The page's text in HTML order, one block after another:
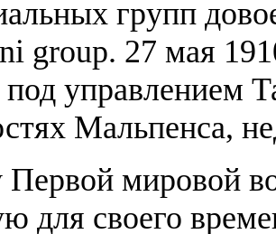
групп
group. 27 мая
управлением
Мальпенса,
Первой мировой
для своего